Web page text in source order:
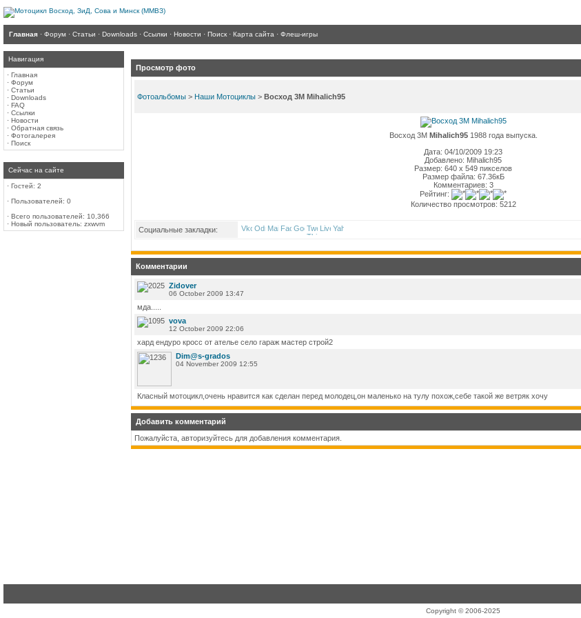
Главная · Форум · Статьи · Downloads · Ссылки · Новости · Поиск · Карта сайта · Флеш-игры
Навигация
· Главная
· Форум
· Статьи
· Downloads
· FAQ
· Ссылки
· Новости
· Обратная связь
· Фотогалерея
· Поиск
Сейчас на сайте
· Гостей: 2
· Пользователей: 0
· Всего пользователей: 10,366
· Новый пользователь: zxwvm
Просмотр фото
Фотоальбомы > Наши Мотоциклы > Восход 3М Mihalich95
Восход 3М Mihalich951988 года выпуска.
Дата: 04/10/2009 19:23
Добавлено: Mihalich95
Размер: 640 x 549 пикселов
Размер файла: 67.36кБ
Комментариев: 3
Рейтинг:
Количество просмотров: 5212
Социальные закладки:
Комментарии
Zidover
06 October 2009 13:47
мда.....
vova
12 October 2009 22:06
хард ендуро кросс от ателье село гараж мастер строй2
Dim@s-grados
04 November 2009 12:55
Класный мотоцикл,очень нравится как сделан перед молодец,он маленько на тулу похож,себе такой же ветряк хочу
Добавить комментарий
Пожалуйста, авторизуйтесь для добавления комментария.
Copyright © 2006-2025